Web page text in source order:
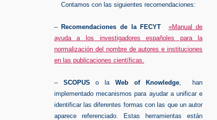
Contamos con las siguientes recomendaciones:
–Recomendaciones de la FECYT
«Manual de
ayuda a los investigadores españoles para la
normalización del nombre de autores e instituciones
en las publicaciones científicas.
– SCOPUS o laWeb of Knowledge, han
implementado mecanismos para ayudar a unificar e
identificar las diferentes formas con las que un autor
aparece referenciado. Estas herramientas están